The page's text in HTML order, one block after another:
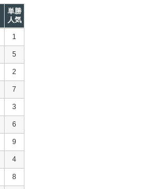
単勝
人気
1
5
2
7
3
6
9
4
8